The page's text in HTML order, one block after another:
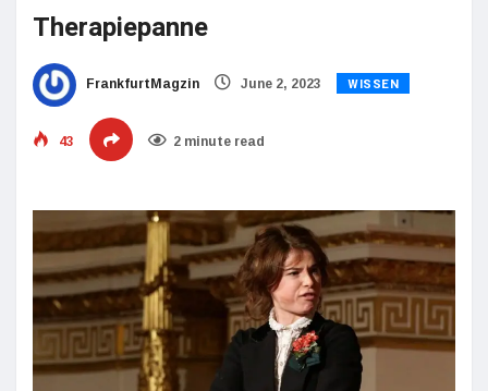
Therapiepanne
FrankfurtMagzin June 2, 2023 WISSEN
43 2 minute read